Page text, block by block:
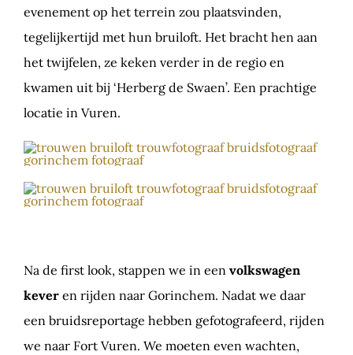
evenement op het terrein zou plaatsvinden,
tegelijkertijd met hun bruiloft. Het bracht hen aan
het twijfelen, ze keken verder in de regio en
kwamen uit bij ‘Herberg de Swaen’. Een prachtige
locatie in Vuren.
Na de first look, stappen we in een volkswagen
kever en rijden naar Gorinchem. Nadat we daar
een bruidsreportage hebben gefotografeerd, rijden
we naar Fort Vuren. We moeten even wachten,